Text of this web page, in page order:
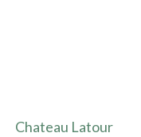
Chateau Latour